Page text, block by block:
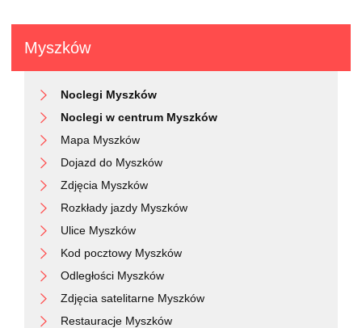
Myszków
Noclegi Myszków
Noclegi w centrum Myszków
Mapa Myszków
Dojazd do Myszków
Zdjęcia Myszków
Rozkłady jazdy Myszków
Ulice Myszków
Kod pocztowy Myszków
Odległości Myszków
Zdjęcia satelitarne Myszków
Restauracje Myszków